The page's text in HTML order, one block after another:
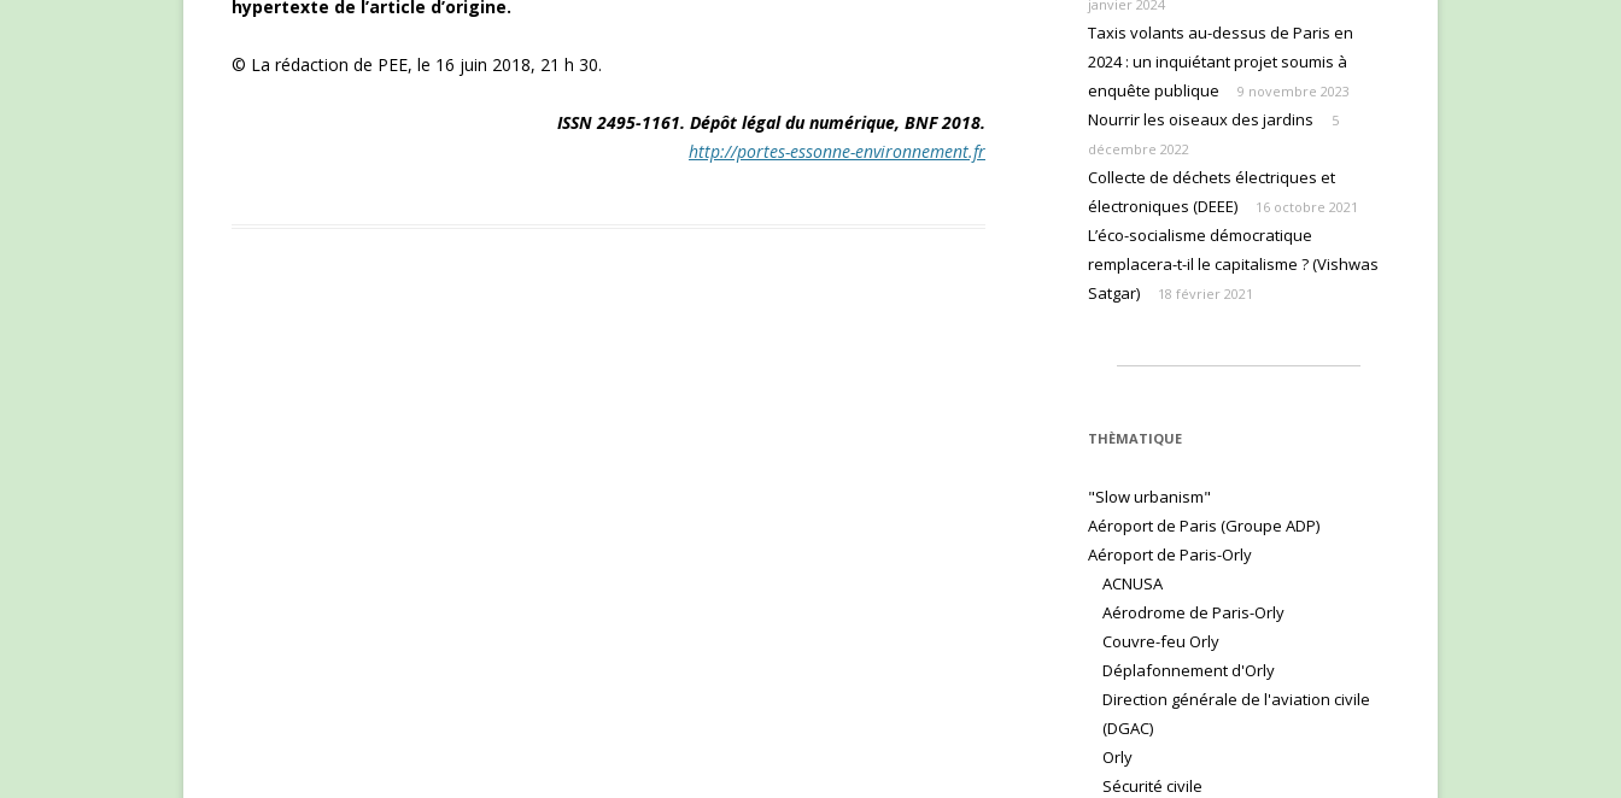
hypertexte de l’article d’origine.
© La rédaction de PEE, le 16 juin 2018, 21 h 30.
ISSN 2495-1161. Dépôt légal du numérique, BNF 2018.
http://portes-essonne-environnement.fr
janvier 2024
Taxis volants au-dessus de Paris en
2024 : un inquiétant projet soumis à
enquête publique
9 novembre 2023
Nourrir les oiseaux des jardins
5
décembre 2022
Collecte de déchets électriques et
électroniques (DEEE)
16 octobre 2021
L’éco-socialisme démocratique
remplacera-t-il le capitalisme ? (Vishwas
Satgar)
18 février 2021
THÈMATIQUE
"Slow urbanism"
Aéroport de Paris (Groupe ADP)
Aéroport de Paris-Orly
ACNUSA
Aérodrome de Paris-Orly
Couvre-feu Orly
Déplafonnement d'Orly
Direction générale de l'aviation civile
(DGAC)
Orly
Sécurité civile